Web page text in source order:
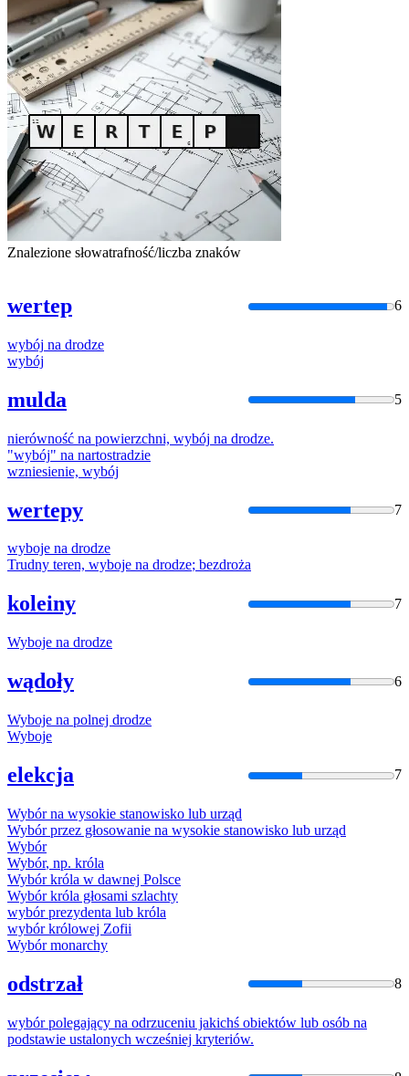
Znalezione słowatrafność/liczba znaków
wertep 6
wybój na drodze
wybój
mulda 5
nierówność na powierzchni, wybój na drodze.
"wybój" na nartostradzie
wzniesienie, wybój
wertepy 7
wyboje na drodze
Trudny teren, wyboje na drodze; bezdroża
koleiny 7
Wyboje na drodze
wądoły 6
Wyboje na polnej drodze
Wyboje
elekcja 7
Wybór na wysokie stanowisko lub urząd
Wybórprzez głosowanie na wysokie stanowisko lub urząd
Wybór
Wybór, np. króla
Wybórkróla w dawnej Polsce
Wybórkróla głosami szlachty
wybórprezydenta lub króla
wybórkrólowej Zofii
Wybórmonarchy
odstrzał 8
wybórpolegający na odrzuceniu jakichś obiektów lub osób na
podstawie ustalonych wcześniej kryteriów.